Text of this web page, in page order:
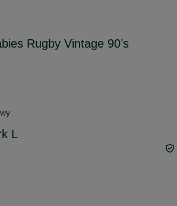
Rugby Vintage 90’s
L